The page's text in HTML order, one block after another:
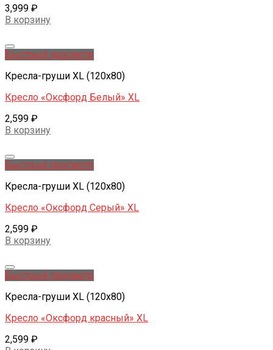
3,999 ₽
В корзину
Быстрый просмотр
Кресла-груши XL (120x80)
Кресло «Оксфорд Белый» XL
2,599 ₽
В корзину
Быстрый просмотр
Кресла-груши XL (120x80)
Кресло «Оксфорд Серый» XL
2,599 ₽
В корзину
Быстрый просмотр
Кресла-груши XL (120x80)
Кресло «Оксфорд красный» XL
2,599 ₽